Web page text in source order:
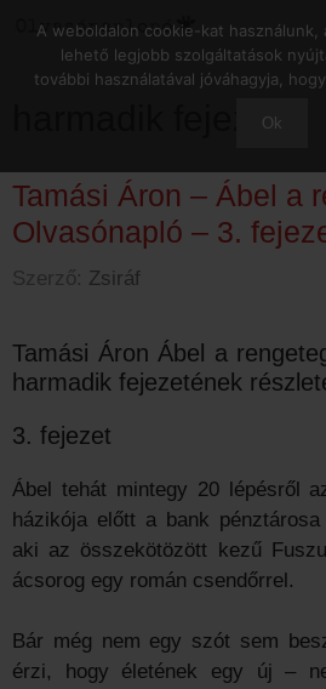
tartalomba
harmadik fejezet
Tamási Áron – Ábel a
Olvasónapló – 3.
Szerző: Zsiráf
Tamási Áron Ábel a
harmadik fejezetének
3. fejezet
Ábel tehát mintegy 20 lépésről
házikója előtt a bank
aki az összekötözött kezű
ácsorog egy román csendőrrel.
Bár még nem egy szót sem
érzi, hogy életének egy új –
A weboldalon cookie-kat használunk,
lehető legjobb szolgáltatások
további használatával jóváhagyja,
Ok